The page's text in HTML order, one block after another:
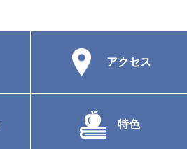
アクセス
特色